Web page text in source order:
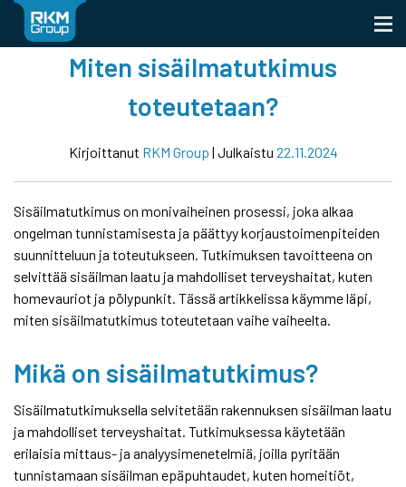
Skip
content
Miten sisäilmatutkimus
toteutetaan?
Kirjoittanut RKM Group | Julkaistu 22.11.2024
Sisäilmatutkimus on monivaiheinen prosessi, joka alkaa
ongelman tunnistamisesta ja päättyy korjaustoimenpiteiden
suunnitteluun ja toteutukseen. Tutkimuksen tavoitteena on
selvittää sisäilman laatu ja mahdolliset terveyshaitat, kuten
homevauriot ja pölypunkit. Tässä artikkelissa käymme läpi,
miten sisäilmatutkimus toteutetaan vaihe vaiheelta.
Mikä on sisäilmatutkimus?
Sisäilmatutkimuksella selvitetään rakennuksen sisäilman laatu
ja mahdolliset terveyshaitat. Tutkimuksessa käytetään
erilaisia mittaus- ja analyysimenetelmiä, joilla pyritään
tunnistamaan sisäilman epäpuhtaudet, kuten homeitiöt,